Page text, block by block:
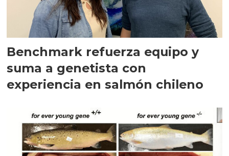
Benchmark refuerza equipo y
suma a genetista con
experiencia en salmón chileno